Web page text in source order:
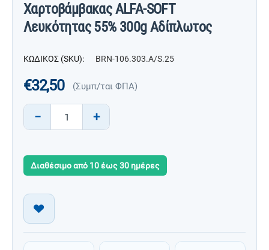
Χαρτοβάμβακας ALFA-SOFT
Λευκότητας 55% 300g Αδίπλωτος
ΚΩΔΙΚΟΣ (SKU): BRN-106.303.A/S.25
€32,50 (Συμπ/ται ΦΠΑ)
+
−
Διαθέσιμο από 10 έως 30 ημέρες